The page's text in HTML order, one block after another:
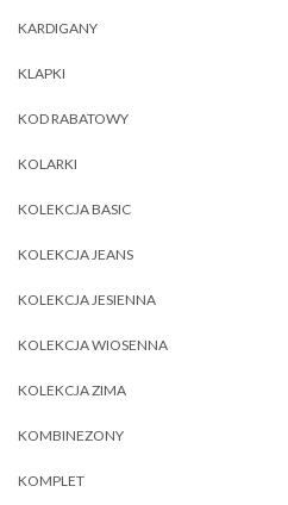
KARDIGANY
KLAPKI
KOD RABATOWY
KOLARKI
KOLEKCJA BASIC
KOLEKCJA JEANS
KOLEKCJA JESIENNA
KOLEKCJA WIOSENNA
KOLEKCJA ZIMA
KOMBINEZONY
KOMPLET